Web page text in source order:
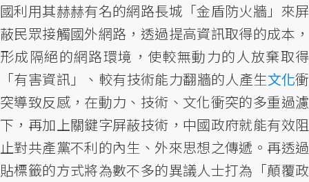
國利用其赫赫有名的網路長城「金盾防火牆」來屏
蔽民眾接觸國外網路，透過提高資訊取得的成本，
形成隔絕的網路環境，使較無動力的人放棄取得
「有害資訊」、較有技術能力翻牆的人產生文化衝
突導致反感，在動力、技術、文化衝突的多重過濾
下，再加上關鍵字屏蔽技術，中國政府就能有效阻
止對共產黨不利的內生、外來思想之傳遞。再透過
貼標籤的方式將為數不多的異議人士打為「顛覆政